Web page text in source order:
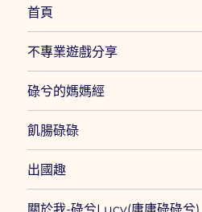
首頁
不專業遊戲分享
碌兮的媽媽經
飢腸碌碌
出國趣
關於我-碌兮Lucy(庸庸碌碌兮)